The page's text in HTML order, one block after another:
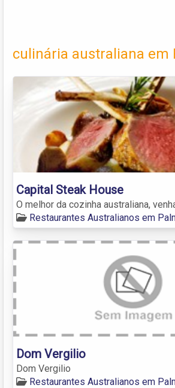
culinária australiana em
Capital Steak House
O melhor da cozinha australiana,
Restaurantes Australianos em
Dom Vergilio
Dom Vergilio
Restaurantes Australianos em